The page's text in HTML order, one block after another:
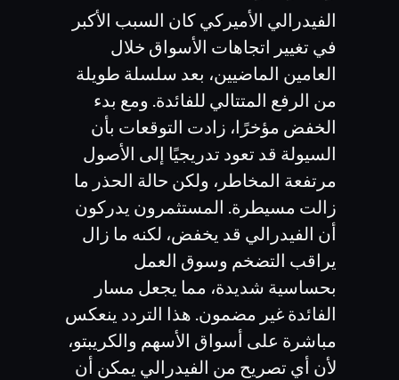
الفيدرالي الأميركي كان السبب الأكبر
في تغيير اتجاهات الأسواق خلال
العامين الماضيين، بعد سلسلة طويلة
من الرفع المتتالي للفائدة. ومع بدء
الخفض مؤخرًا، زادت التوقعات بأن
السيولة قد تعود تدريجيًا إلى الأصول
مرتفعة المخاطر، ولكن حالة الحذر ما
زالت مسيطرة. المستثمرون يدركون
أن الفيدرالي قد يخفض، لكنه ما زال
يراقب التضخم وسوق العمل
بحساسية شديدة، مما يجعل مسار
الفائدة غير مضمون. هذا التردد ينعكس
مباشرة على أسواق الأسهم والكريبتو،
لأن أي تصريح من الفيدرالي يمكن أن